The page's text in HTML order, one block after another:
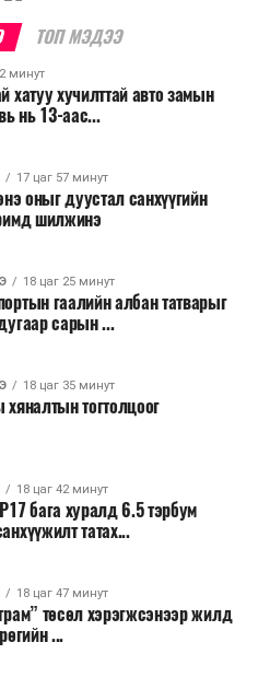
ТОП МЭДЭЭ
минут
хатуу хучилттай авто замын
нь 13-аас...
17 цаг 57 минут
оныг дуустал санхүүгийн
шилжинэ
18 цаг 25 минут
гаалийн албан татварыг
сарын ...
18 цаг 35 минут
тогтолцоог
18 цаг 42 минут
бага хуралд 6.5 тэрбум
татах...
18 цаг 47 минут
төсөл хэрэгжсэнээр жилд
...